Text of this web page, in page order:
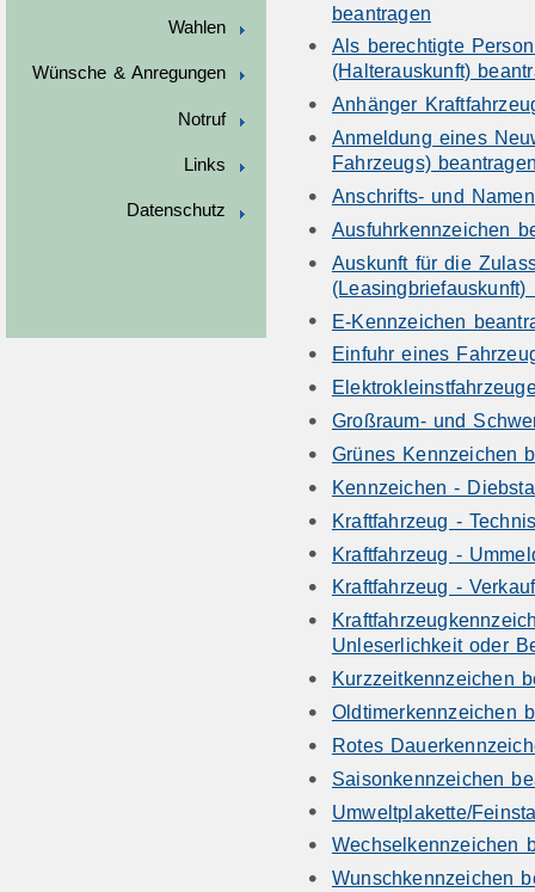
Wahlen
Wünsche & Anregungen
Notruf
Links
Datenschutz
beantragen
Als berechtigte
(Halterauskunft)
Anhänger
Anmeldung eines
Fahrzeugs)
Anschrifts- und
Ausfuhrkennzeichen
Auskunft für die
(Leasingbriefauskunft)
E-Kennzeichen
Einfuhr eines
Großraum- und
Grünes Kennzeichen
Kennzeichen -
Kraftfahrzeug -
Kraftfahrzeug -
Kraftfahrzeug -
Unleserlichkeit oder
Kurzzeitkennzeichen
Oldtimerkennzeichen
Rotes
Saisonkennzeichen
Umweltplakette/
Wechselkennzeichen
Wunschkennzeichen